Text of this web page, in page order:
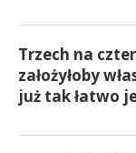
Trzech na
założyłoby
już tak łatwo